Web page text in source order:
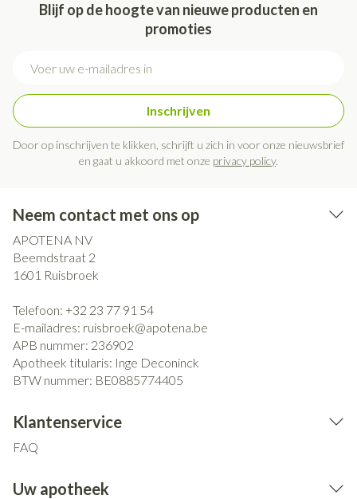
Blijf op de hoogte van nieuwe producten en
promoties
Inschrijven
Door op inschrijven te klikken, schrijft u zich in voor onze nieuwsbrief
en gaat u akkoord met onze privacy policy.
Neem contact met ons op
APOTENA NV
Beemdstraat 2
1601 Ruisbroek
Telefoon: +32 23 77 91 54
E-mailadres: ruisbroek@apotena.be
APB nummer: 236902
Apotheek titularis: Inge Deconinck
BTW nummer: BE0885774405
Klantenservice
FAQ
Uw apotheek